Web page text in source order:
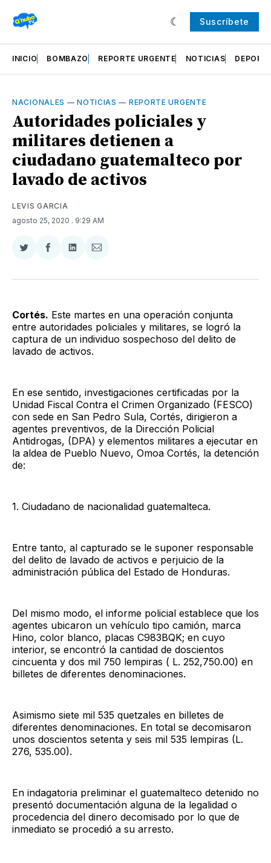
Suscríbete
INICIO BOMBAZO REPORTE URGENTE NOTICIAS
NACIONALES —NOTICIAS — REPORTE URGENTE
Autoridades policiales y
militares detienen a
ciudadano guatemalteco por
lavado de activos
LEVIS GARCIA
agosto 25, 2020 . 9:29 AM
Compartir
Twitter
Compartir
Facebook
Compartir
LinkedIn
Compartir
Email
Cortés. Este martes en una operación conjunta
entre autoridades policiales y militares, se logró la
captura de un individuo sospechoso del delito de
lavado de activos.
En ese sentido, investigaciones certificadas por la
Unidad Fiscal Contra el Crimen Organizado (FESCO)
con sede en San Pedro Sula, Cortés, dirigieron a
agentes preventivos, de la Dirección Policial
Antidrogas, (DPA) y elementos militares a ejecutar en
la aldea de Pueblo Nuevo, Omoa Cortés, la detención
de:
1. Ciudadano de nacionalidad guatemalteca.
Entre tanto, al capturado se le suponer responsable
del delito de lavado de activos e perjuicio de la
administración pública del Estado de Honduras.
Del mismo modo, el informe policial establece que los
agentes ubicaron un vehículo tipo camión, marca
Hino, color blanco, placas C983BQK; en cuyo
interior, se encontró la cantidad de doscientos
cincuenta y dos mil 750 lempiras ( L. 252,750.00) en
billetes de diferentes denominaciones.
Asimismo siete mil 535 quetzales en billetes de
diferentes denominaciones. En total se decomisaron
unos doscientos setenta y seis mil 535 lempiras (L.
276, 535.00).
En indagatoria preliminar el guatemalteco detenido no
presentó documentación alguna de la legalidad o
procedencia del dinero decomisado por lo que de
inmediato se procedió a su arresto.